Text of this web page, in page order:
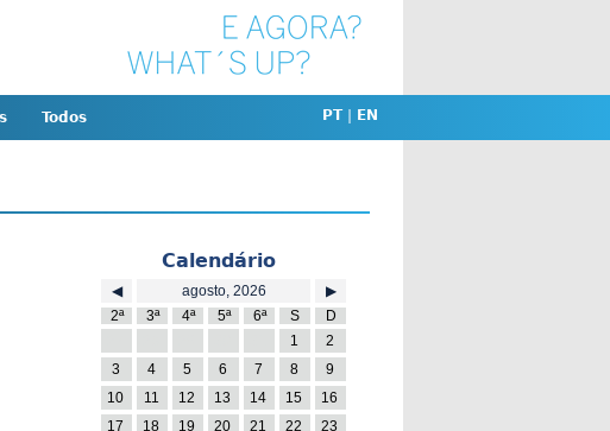
Todos PT| EN
Calendário
◀ agosto, 2026
▶
2ª
3ª 4ª 5ª 6ª S
D
1
2
3
4 5 6 7 8
9
10
11 12 13 14 15
16
17
18 19 20 21 22
23